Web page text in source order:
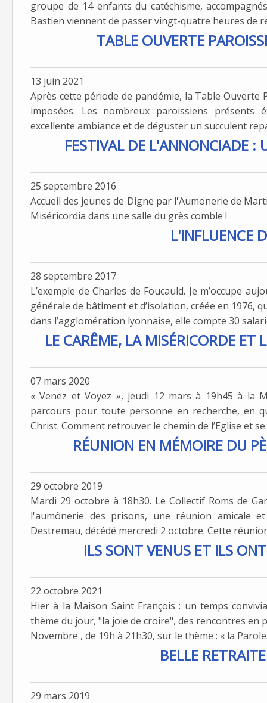
groupe de 14 enfants du catéchisme,
Bastien viennent de passer vingt-quatre heures de
TABLE OUVERTE
13 juin 2021
Après cette période de pandémie, la Table Ouverte
imposées. Les nombreux paroissiens
excellente ambiance et de déguster un succulent
FESTIVAL DE L'ANNONCIADE :
25 septembre 2016
Accueil des jeunes de Digne par l'Aumonerie de
Miséricordia dans une salle du grès comble !
L'INFLUENCE
28 septembre 2017
L’exemple de Charles de Foucauld. Je m’occupe
générale de bâtiment et d’isolation, créée en 1976,
dans l’agglomération lyonnaise, elle compte 30
LE CARÊME, LA MISÉRICORDE ET
07 mars 2020
« Venez et Voyez », jeudi 12 mars à 19h45 à la
parcours pour toute personne en recherche, en
Christ. Comment retrouver le chemin de l’Eglise et
RÉUNION EN MÉMOIRE DU
29 octobre 2019
Mardi 29 octobre à 18h30. Le Collectif Roms de
l'aumônerie des prisons, une réunion amicale
Destremau, décédé mercredi 2 octobre. Cette
ILS SONT VENUS ET ILS
22 octobre 2021
Hier à la Maison Saint François : un temps
thème du jour, "la joie de croire", des rencontres en
Novembre , de 19h à 21h30, sur le thème : « la
BELLE
29 mars 2019